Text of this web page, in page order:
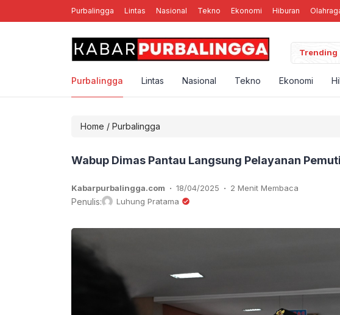
Purbalingga Lintas Nasional Tekno Ekonomi Hiburan
Trending
Rebellion Rose YK, Band Punk Rock Asal Yogyakarta
Purbalingga Lintas Nasional Tekno Ekonomi
Home / Purbalingga
Wabup Dimas Pantau Langsung Pelayanan
Kabarpurbalingga.com . 18/04/2025 . 2 Menit Membaca
Penulis: Luhung Pratama